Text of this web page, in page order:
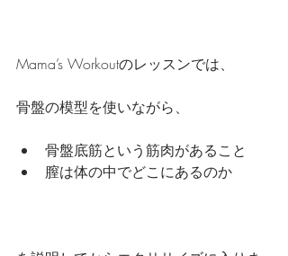
Mama’s Workoutのレッスンでは、
骨盤の模型を使いながら、
骨盤底筋という筋肉があること
膣は体の中でどこにあるのか